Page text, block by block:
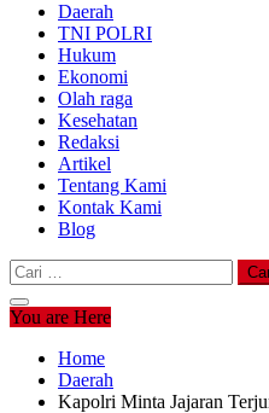
Daerah
TNI POLRI
Hukum
Ekonomi
Olah raga
Kesehatan
Redaksi
Artikel
Tentang Kami
Kontak Kami
Blog
Cari
untuk:
You are Here
Home
Daerah
Kapolri Minta Jajaran